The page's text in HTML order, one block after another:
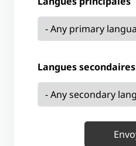
Langues secondaires